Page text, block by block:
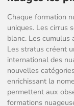
Chaque formation
uniques. Les cirrus
blanc. Les
Les stratus créent
international des
nouvelles
enrichissant la
permettent aux
formations